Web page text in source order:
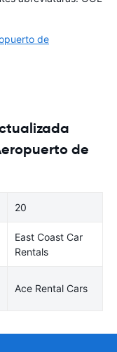
de
de
20
East Coast Car
Rentals
Ace Rental Cars